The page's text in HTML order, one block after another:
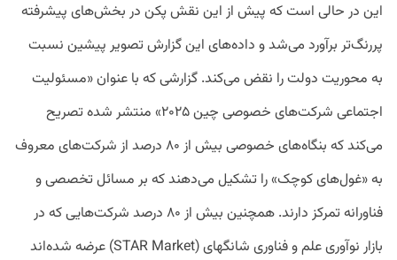
این در حالی است که پیش از این نقش پکن در بخش‌های پیشرفته
پررنگ‌تر برآورد می‌شد و داده‌های این گزارش تصویر پیشین نسبت
به محوریت دولت را نقض می‌کند. گزارشی که با عنوان «مسئولیت
اجتماعی شرکت‌های خصوصی چین ۲۰۲۵» منتشر شده تصریح
می‌کند که بنگاه‌‌های خصوصی بیش از ۸۰ درصد از شرکت‌های معروف
به «غول‌های کوچک» را تشکیل می‌دهند که بر مسائل تخصصی و
فناورانه تمرکز دارند. همچنین بیش از ۸۰ درصد شرکت‌هایی که در
بازار نوآوری علم و فناوری شانگهای (STAR Market) عرضه شده‌اند